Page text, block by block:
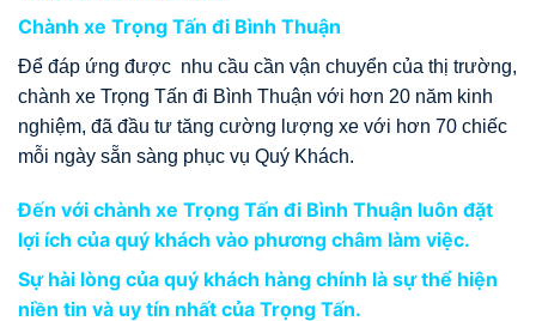
Chành xe Trọng Tấn đi Bình Thuận
Để đáp ứng được nhu cầu cần vận chuyển của thị trường,
chành xe Trọng Tấn đi Bình Thuận với hơn 20 năm kinh
nghiệm, đã đầu tư tăng cường lượng xe với hơn 70 chiếc
mỗi ngày sẵn sàng phục vụ Quý Khách.
Đến với chành xe Trọng Tấn đi Bình Thuận luôn đặt
lợi ích của quý khách vào phương châm làm việc.
Sự hài lòng của quý khách hàng chính là sự thể hiện
niền tin và uy tín nhất của Trọng Tấn.